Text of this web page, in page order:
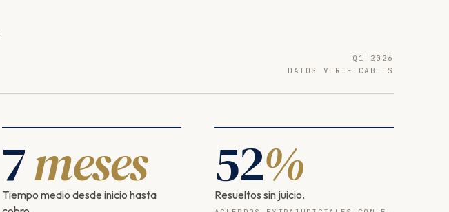
Q1 2026
DATOS VERIFICABLES
7meses
Tiempo medio desde inicio hasta
52%
Resueltos sin juicio.